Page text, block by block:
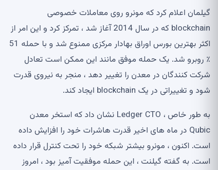
گیلمان اعلام کرد که مونرو روی معاملات خصوصی
blockchain که در سال 2014 آغاز شد ، تمرکز کرد و این امر از
اکثر بهترین بورس اوراق بهادار مرکزی ممنوع شد و با حمله 51
٪ روبرو شد. یک حمله موفق مانند این ممکن است تعادل
شرکت کنندگان در معدن را تغییر دهد ، منجر به نیروی قدرت
شود و تغییراتی در یک blockchain ایجاد کند.
به طور خاص ، Ledger CTO نشان داد که استخر معدن
Qubic در ماه های اخیر قدرت هاشرات خود را افزایش داده
است. اکنون ، مونرو بیشتر شبکه خود را تحت کنترل قرار داده
است. به گفته گیلنت ، این حمله موفقیت آمیز بود ، امروز